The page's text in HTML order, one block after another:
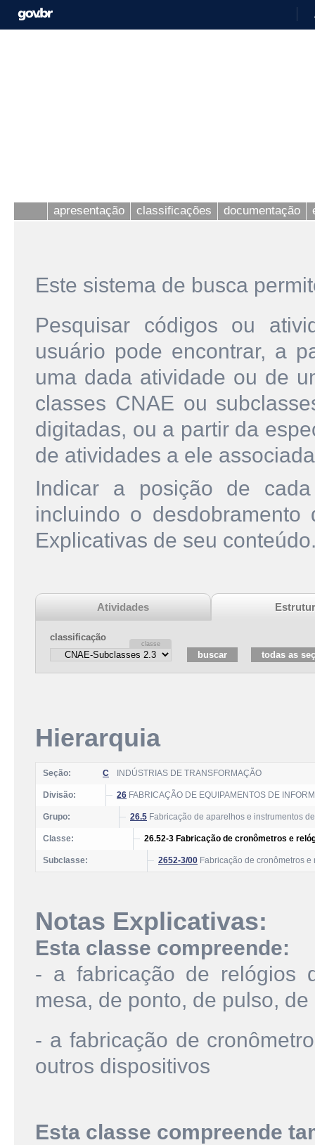
apresentação classificações documentação
Este sistema de busca
Pesquisar códigos ou
usuário pode encontrar, a
uma dada atividade ou de
classes CNAE ou
digitadas, ou a partir da
de atividades a ele
Indicar a posição de
incluindo o
Explicativas de seu
Atividades
classificação
Hierarquia
Seção: C INDÚSTRIAS DE TRANSFORMAÇÃO
Divisão: 26 FABRICAÇÃO DE EQUIPAMENTOS DE
Grupo: 26.5 Fabricação de aparelhos e instrumentos
Classe: 26.52-3 Fabricação de cronômetros e
Subclasse: 2652-3/00 Fabricação de cronômetros e
Notas Explicativas:
Esta classe compreende:
- a fabricação de relógios
mesa, de ponto, de pulso,
- a fabricação de
outros dispositivos
Esta classe compreende